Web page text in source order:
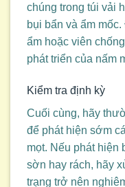
chúng trong túi vải
bụi bẩn và ẩm
ẩm hoặc viên
phát triển của nấm
Kiểm tra định kỳ
Cuối cùng, hãy
để phát hiện sớm
mọt. Nếu phát hiện
sờn hay rách, hãy
trạng trở nên